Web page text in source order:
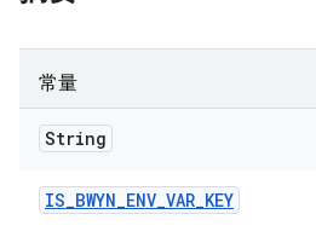
常量
String
IS_BWYN_ENV_VAR_KEY